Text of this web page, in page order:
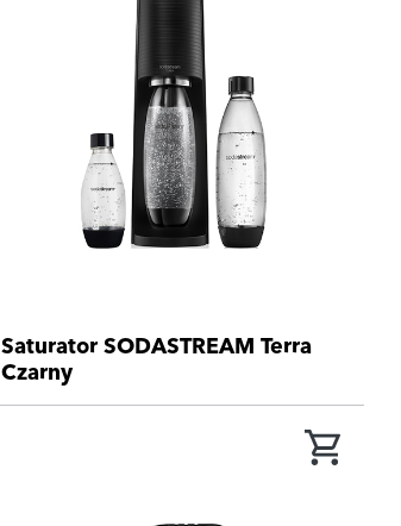
Saturator SODASTREAM Terra
Czarny